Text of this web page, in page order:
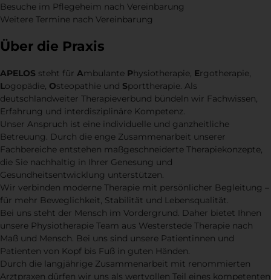
Besuche im Pflegeheim nach Vereinbarung
Weitere Termine nach Vereinbarung
Über die Praxis
APELOS steht für Ambulante Physiotherapie, Ergotherapie,
Logopädie, Osteopathie und Sporttherapie. Als
deutschlandweiter Therapieverbund bündeln wir Fachwissen,
Erfahrung und interdisziplinäre Kompetenz.
Unser Anspruch ist eine individuelle und ganzheitliche
Betreuung. Durch die enge Zusammenarbeit unserer
Fachbereiche entstehen maßgeschneiderte Therapiekonzepte,
die Sie nachhaltig in Ihrer Genesung und
Gesundheitsentwicklung unterstützen.
Wir verbinden moderne Therapie mit persönlicher Begleitung –
für mehr Beweglichkeit, Stabilität und Lebensqualität.
Bei uns steht der Mensch im Vordergrund. Daher bietet Ihnen
unsere Physiotherapie Team aus Westerstede Therapie nach
Maß und Mensch. Bei uns sind unsere Patientinnen und
Patienten von Kopf bis Fuß in guten Händen.
Durch die langjährige Zusammenarbeit mit renommierten
Arztpraxen dürfen wir uns als wertvollen Teil eines kompetenten